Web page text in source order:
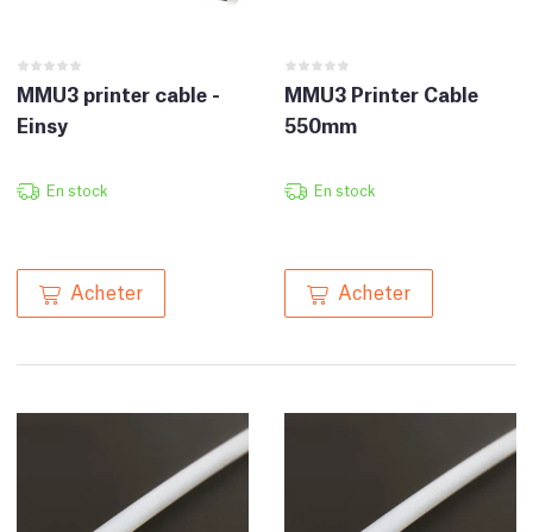
MMU3 printer cable -
Einsy
En stock
Acheter
MMU3 Printer Cable
550mm
En stock
Acheter